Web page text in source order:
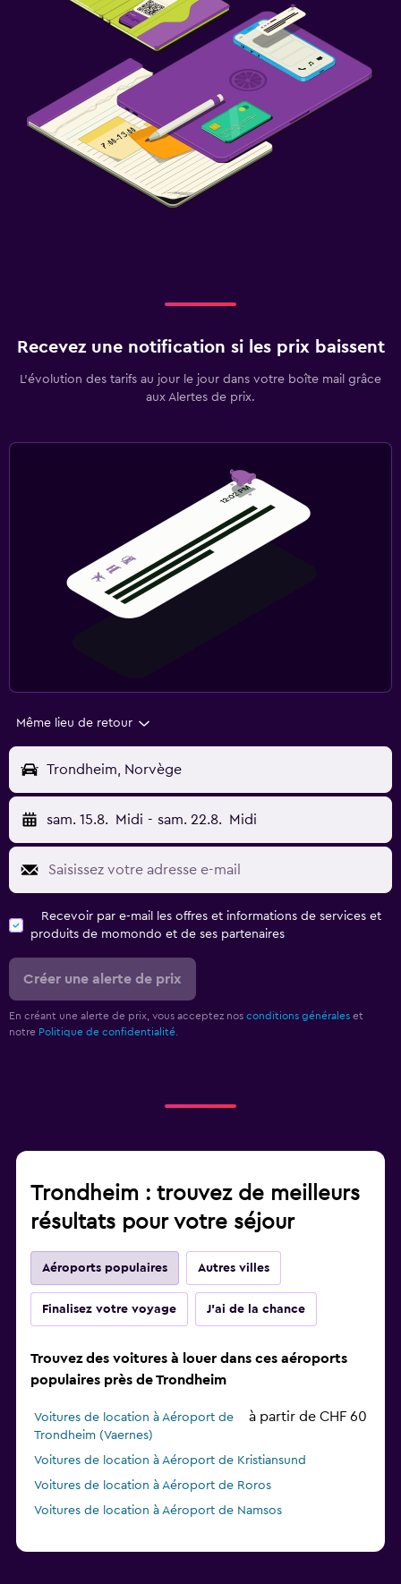
Recevez une notification si les prix baissent
L’évolution des tarifs au jour le jour dans votre boîte mail grâce
aux Alertes de prix.
Même lieu de retour
Trondheim, Norvège
sam. 15.8. Midi - sam. 22.8. Midi
Recevoir par e-mail les offres et informations de services et
produits de momondo et de ses partenaires
Créer une alerte de prix
En créant une alerte de prix, vous acceptez nos conditions générales et
notre Politique de confidentialité.
Trondheim : trouvez de meilleurs
résultats pour votre séjour
Aéroports populaires Autres villes
Finalisez votre voyage J'ai de la chance
Trouvez des voitures à louer dans ces aéroports
populaires près de Trondheim
Voitures de location à Aéroport de
Trondheim (Vaernes)
à partir de CHF 60
Voitures de location à Aéroport de Kristiansund
Voitures de location à Aéroport de Roros
Voitures de location à Aéroport de Namsos